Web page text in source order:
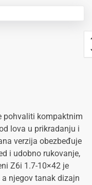
pohvaliti kompaktnim
lova u prikradanju i
verzija obezbeđuje
i udobno rukovanje,
Z6i 1.7-10×42 je
njegov tanak dizajn